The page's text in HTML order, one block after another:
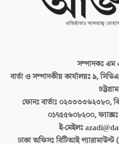
সম্পাদকঃএম
বার্তা ও সম্পাদকীয় কার্যালয়ঃ৯,
ফোনঃ বার্তাঃ ০২৩৩৩৩৬২৩৮০,
০১৭৫৫৬০৮২০০,
ই-মেইলঃ
ঢাকা অফিসঃবিটিআই প্যারামাউন্ট